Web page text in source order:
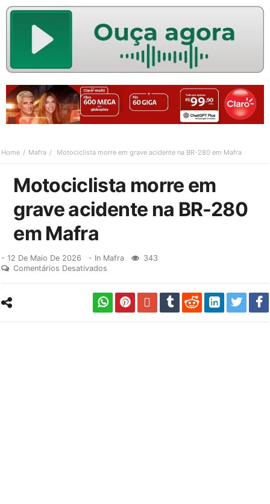
Home Mafra Motociclista morre em grave acidente na BR-280 em Mafra
Motociclista morre em
grave acidente na BR-280
em Mafra
-12 De Maio De 2026 - In Mafra
343
Comentários Desativados